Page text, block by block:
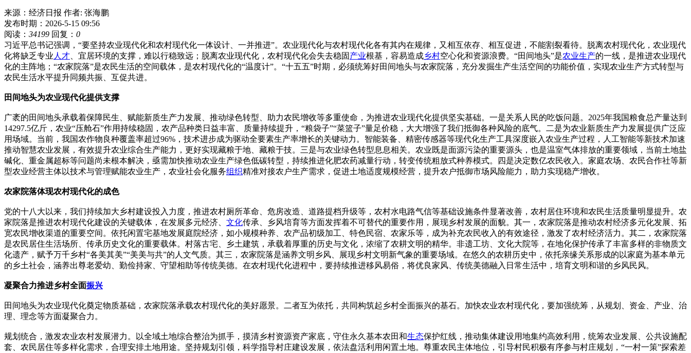
来源：经济日报 作者: 张海鹏
发布时期：2026-5-15 09:56
阅读： 34199 回复： 0
习近平总书记强调，“要坚持农业现代化和农村现代化一体设计、一并推进”。农业现代化与农村现代化各有其内在规律，又相互依存、相互促进，不能割裂看待。脱离农村现代化，农业现代
化将缺乏专业人才、宜居环境的支撑，难以行稳致远；脱离农业现代化，农村现代化会失去稳固 产业根基，容易造成乡村空心化和资源浪费。“田间地头”是农业生产的一线，是推进农业现代
化的主阵地；“农家院落”是农民生活的空间载体，是农村现代化的“温度计”。“十五五”时期，必须统筹好田间地头与农家院落，充分发掘生产生活空间的功能价值，实现农业生产方式转型与
农民生活水平提升同频共振、互促共进。
田间地头为农业现代化提供支撑
广袤的田间地头承载着保障民生、赋能新质生产力发展、推动绿色转型、助力农民增收等多重使命，为推进农业现代化提供坚实基础。一是关系人民的吃饭问题。2025年我国粮食总产量达到
14297.5亿斤，农业“压舱石”作用持续稳固，农产品种类日益丰富、质量持续提升，“粮袋子”“菜篮子”量足价稳，大大增强了我们抵御各种风险的底气。二是为农业新质生产力发展提供广泛应
用场域。当前，我国农作物良种覆盖率超过96%，技术进步成为驱动全要素生产率增长的关键动力。智能装备、精密传感器等现代化生产工具深度嵌入农业生产过程，人工智能等新技术加速
推动智慧农业发展，有效提升农业综合生产能力，更好实现藏粮于地、藏粮于技。三是与农业绿色转型息息相关。农业既是面源污染的重要源头，也是温室气体排放的重要领域，当前土地盐
碱化、重金属超标等问题尚未根本解决，亟需加快推动农业生产绿色低碳转型，持续推进化肥农药减量行动，转变传统粗放式种养模式。四是决定数亿农民收入。家庭农场、农民合作社等新
型农业经营主体以技术与管理赋能农业生产，农业社会化服务组织精准对接农户生产需求，促进土地适度规模经营，提升农户抵御市场风险能力，助力实现稳产增收。
农家院落体现农村现代化的成色
党的十八大以来，我们持续加大乡村建设投入力度，推进农村厕所革命、危房改造、道路提档升级等，农村水电路气信等基础设施条件显著改善，农村居住环境和农民生活质量明显提升。农
家院落是推进农村现代化建设的关键载体，在发展多元经济、 文化传承、乡风培育等方面发挥着不可替代的重要作用，展现乡村发展的面貌。其一，农家院落是推动农村经济多元化发展、拓
宽农民增收渠道的重要空间。依托闲置宅基地发展庭院经济，如小规模种养、农产品初级加工、特色民宿、农家乐等，成为补充农民收入的有效途径，激发了农村经济活力。其二，农家院落
是农民居住生活场所、传承历史文化的重要载体。村落古宅、乡土建筑，承载着厚重的历史与文化，浓缩了农耕文明的精华。非遗工坊、文化大院等，在地化保护传承了丰富多样的非物质文
化遗产，赋予万千乡村“各美其美”“美美与共”的人文气质。其三，农家院落是涵养文明乡风、展现乡村文明新气象的重要场域。在悠久的农耕历史中，依托亲缘关系形成的以家庭为基本单元
的乡土社会，涵养出尊老爱幼、勤俭持家、守望相助等传统美德。在农村现代化进程中，要持续推进移风易俗，将优良家风、传统美德融入日常生活中，培育文明和谐的乡风民风。
凝聚合力推进乡村全面振兴
田间地头为农业现代化奠定物质基础，农家院落承载农村现代化的美好愿景。二者互为依托，共同构筑起乡村全面振兴的基石。加快农业农村现代化，要加强统筹，从规划、资金、产业、治
理、理念等方面凝聚合力。
规划统合，激发农业农村发展潜力。以全域土地综合整治为抓手，摸清乡村资源资产家底，守住永久基本农田和生态保护红线，推动集体建设用地集约高效利用，统筹农业发展、公共设施配
套、农民居住等多样化需求，合理安排土地用途。坚持规划引领，科学指导村庄建设发展，依法盘活利用闲置土地。尊重农民主体地位，引导村民积极有序参与村庄规划，“一村一策”探索差